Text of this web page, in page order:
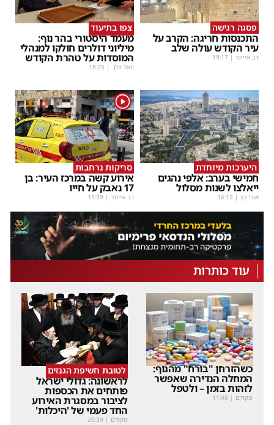
פסגה רגישה
התכנסות חריגה: הקרב על
עיר הקודש עולה שלב
דב אייזנר |
19:17
צפו בתיעוד
מעמד היסטורי בהר נוף:
מיליוני דולרים חולקו למנהלי
המוסדות על טהרת הקודש
יואל וולך |
18:25
היערכות מיוחדת
חמישי בערב: אלפי נהגים
ייאלצו לשנות מסלול
אורי כץ |
16:12
1
סריקות נרחבות
אירוע קשה במרכז העיר: בן
17 נאבק על חייו
דב אייזנר |
15:39
עוד כותרות
כשהזרחן "בורח" מהגוף:
המחלה הנדירה שאפשר
לזהות בזמן – ולטפל
מקודם |
11:48
לטובת חשיפת הגנזים
לראשונה: גדולי ישראל
פותחים את הכספות
לציבור במסגרת האירוע
החד פעמי של 'היכלות'
מקודם |
20:39